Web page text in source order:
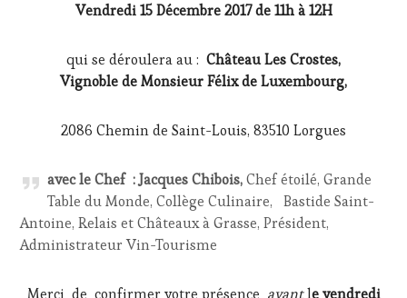
Vendredi 15 Décembre 2017de 11h à 12H
qui se déroulera au : Château Les Crostes,
Vignoble de Monsieur Félix de Luxembourg,
2086 Chemin de Saint-Louis, 83510 Lorgues
avec le Chef : Jacques Chibois,Chef étoilé, Grande
Table du Monde, Collège Culinaire, Bastide Saint-
Antoine, Relais et Châteaux à Grasse, Président,
Administrateur Vin-Tourisme
Merci de confirmer votre présence avantle vendredi